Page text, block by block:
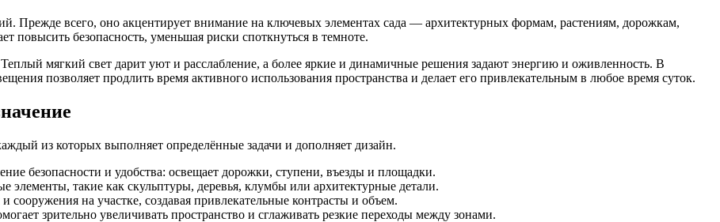
Прежде всего, оно акцентирует внимание на ключевых элементах сада — архитектурных формам, растениям, дорожкам,
повысить безопасность, уменьшая риски споткнуться в темноте.
Теплый мягкий свет дарит уют и расслабление, а более яркие и динамичные решения задают энергию и оживленность. В
позволяет продлить время активного использования пространства и делает его привлекательным в любое время суток.
из которых выполняет определённые задачи и дополняет дизайн.
безопасности и удобства: освещает дорожки, ступени, въезды и площадки.
элементы, такие как скульптуры, деревья, клумбы или архитектурные детали.
сооружения на участке, создавая привлекательные контрасты и объем.
зрительно увеличивать пространство и сглаживать резкие переходы между зонами.